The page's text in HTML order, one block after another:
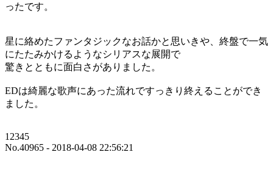
ったです。
星に絡めたファンタジックなお話かと思いきや、終盤で一気
にたたみかけるようなシリアスな展開で
驚きとともに面白さがありました。
EDは綺麗な歌声にあった流れですっきり終えることができ
ました。
12345
No.40965 - 2018-04-08 22:56:21